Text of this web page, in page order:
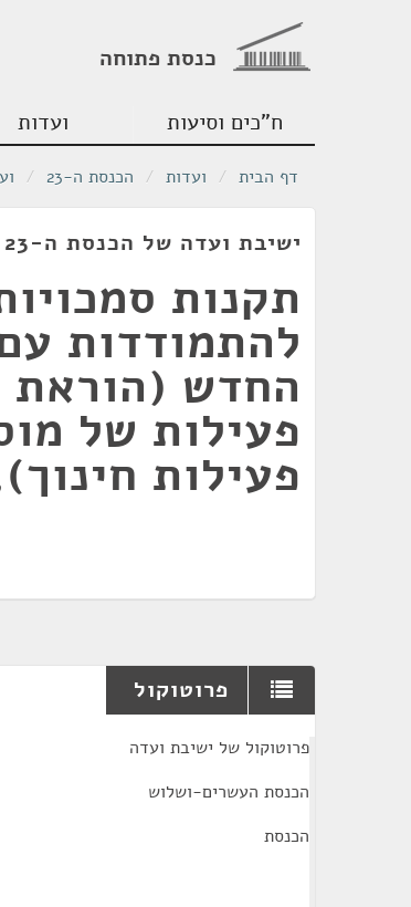
כנסת פתוחה
ח"כים וסיעות ועדות
דף הבית / ועדות / הכנסת ה-23 /
ישיבת ועדה של הכנסת ה-23 מתאריך 23/09/2020
תקנות
להתמודדות
החדש
פעילות של
פעילות
פרוטוקול
פרוטוקול של ישיבת ועדה
הכנסת העשרים-ושלוש
הכנסת